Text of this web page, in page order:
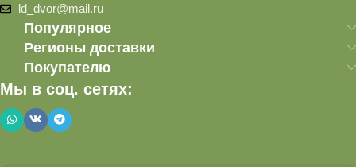
ld_dvor@mail.ru
Популярное
Регионы доставки
Покупателю
Мы в соц. сетях: